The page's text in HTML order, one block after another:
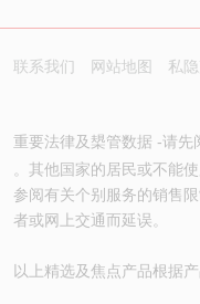
联系我们 网站地图 私
重要法律及槼管数据 -请先
。其他国家的居民或不能
参阅有关个别服务的销售
者或网上交通而延误。
以上精选及焦点产品根据